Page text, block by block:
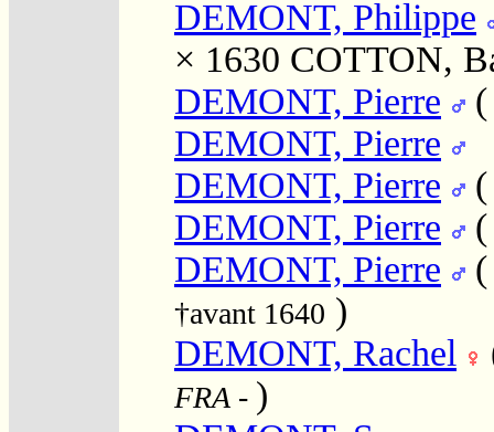
DEMONT, Philippe
× 1630 COTTON,
DEMONT, Pierre
DEMONT, Pierre
DEMONT, Pierre
DEMONT, Pierre
DEMONT, Pierre
†avant 1640 )
DEMONT, Rachel
FRA - )